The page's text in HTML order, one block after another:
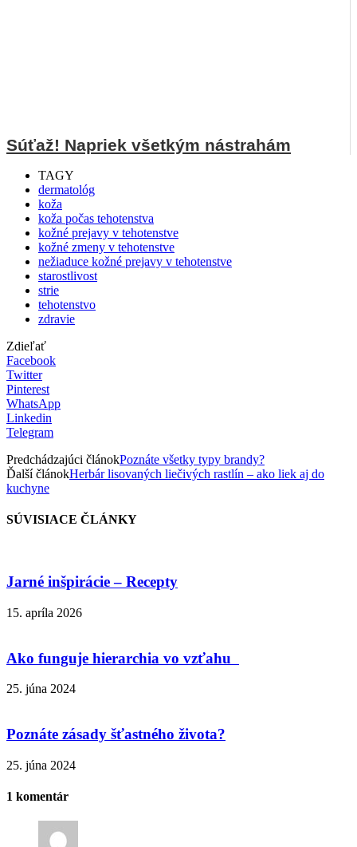
Súťaž! Napriek všetkým nástrahám
TAGY
dermatológ
koža
koža počas tehotenstva
kožné prejavy v tehotenstve
kožné zmeny v tehotenstve
nežiaduce kožné prejavy v tehotenstve
starostlivost
strie
tehotenstvo
zdravie
Zdieľať
Facebook
Twitter
Pinterest
WhatsApp
Linkedin
Telegram
Predchádzajúci článokPoznáte všetky typy brandy?
Ďalší článokHerbár lisovaných liečivých rastlín – ako liek aj do
kuchyne
SÚVISIACE ČLÁNKY
Jarné inšpirácie – Recepty
15. apríla 2026
Ako funguje hierarchia vo vzťahu
25. júna 2024
Poznáte zásady šťastného života?
25. júna 2024
1 komentár